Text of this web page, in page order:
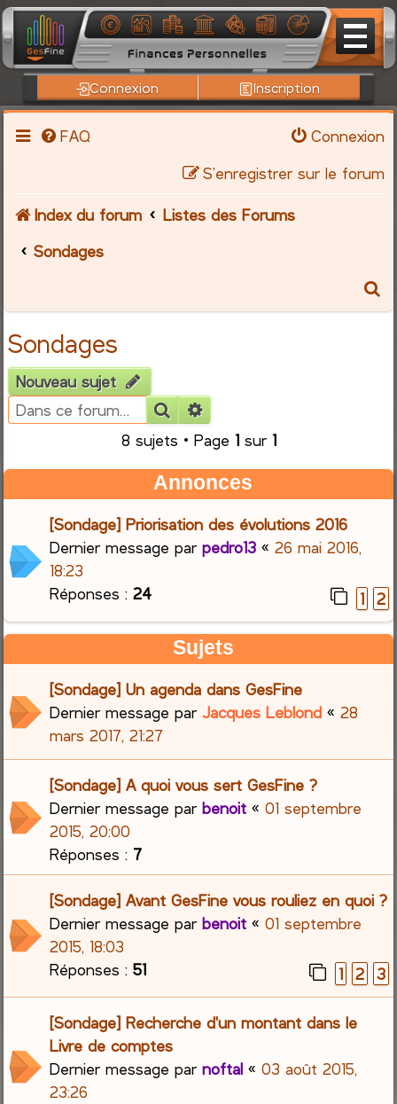
Connexion Inscription
FAQ
Connexion
S’enregistrer sur le forum
Index du forum
Listes des Forums
Sondages
r
c
r
Sondages
Nouveau sujet
Rechercher
8 sujets • Page 1sur 1
Annonces
[Sondage] Priorisation des évolutions 2016
Dernier message parpedro13 «26 mai 2016,
18:23
Réponses :24 1 2
Sujets
[Sondage] Un agenda dans GesFine
Dernier message parJacques Leblond «28
mars 2017, 21:27
[Sondage] A quoi vous sert GesFine ?
Dernier message parbenoit «01 septembre
2015, 20:00
Réponses : 7
[Sondage] Avant GesFine vous rouliez en quoi ?
Dernier message parbenoit «01 septembre
2015, 18:03
Réponses :51 1 2 3
[Sondage] Recherche d'un montant dans le
Livre de comptes
Dernier message parnoftal «03 août 2015,
23:26